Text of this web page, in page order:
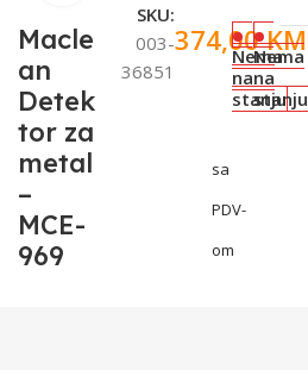
Macle
an
Detek
tor za
metal
–
MCE-
969
SKU:
003-
36851
374,00KM
sa
PDV-
om
Nema
na
stanju
Nema
na
stanju